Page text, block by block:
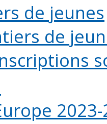
de jeunes
de